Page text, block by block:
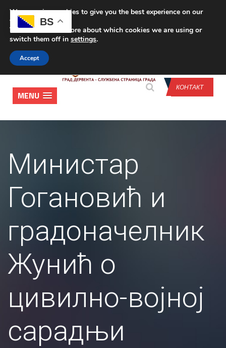
CONTACT US
КОНТАКТ
MENU
Министар
Гогановић и
градоначелник
Жунић о
цивилно-војној
сарадњи
BS
We are using cookies to give you the best experience on our
website.
You can find out more about which cookies we are using or
switch them off in settings.
Accept